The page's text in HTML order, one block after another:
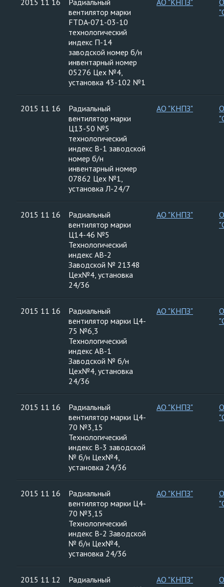
2015 11 16
Радиальный
вентилятор марки
FTDA-071-03-10
технологический
индекс П-14
заводской номер б/н
инвентарный номер
05276 Цех №4,
установка 43-102 №1
АО "КНПЗ"
2015 11 16
Радиальный
вентилятор марки
Ц13-50 №5
технологический
индекс В-1 заводской
номер б/н
инвентарный номер
07862 Цех №1,
установка Л-24/7
АО "КНПЗ"
2015 11 16
Радиальный
вентилятор марки
Ц14-46 №5
Технологический
индекс АВ-2
Заводской № 21348
Цех№4, установка
24/36
АО "КНПЗ"
2015 11 16
Радиальный
вентилятор марки Ц4-
75 №6,3
Технологический
индекс АВ-1
Заводской № б/н
Цех№4, установка
24/36
АО "КНПЗ"
2015 11 16
Радиальный
вентилятор марки Ц4-
70 №3,15
Технологический
индекс В-3 заводской
№ б/н Цех№4,
установка 24/36
АО "КНПЗ"
2015 11 16
Радиальный
вентилятор марки Ц4-
70 №3,15
Технологический
индекс В-2 Заводской
№ б/н Цех№4,
установка 24/36
АО "КНПЗ"
2015 11 12
Радиальный
АО "КНПЗ"